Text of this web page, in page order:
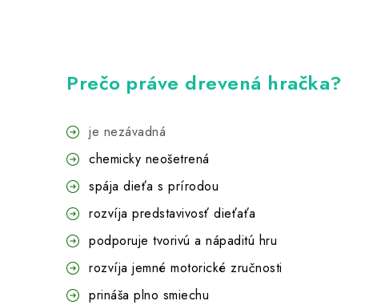
Prečo práve drevená hračka?
je nezávadná
chemicky neošetrená
spája dieťa s prírodou
rozvíja predstavivosť dieťaťa
podporuje tvorivú a nápaditú hru
rozvíja jemné motorické zručnosti
prináša plno smiechu